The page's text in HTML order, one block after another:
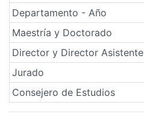
Departamento - Año
Maestría y Doctorado
Director y Director Asistente
Jurado
Consejero de Estudios